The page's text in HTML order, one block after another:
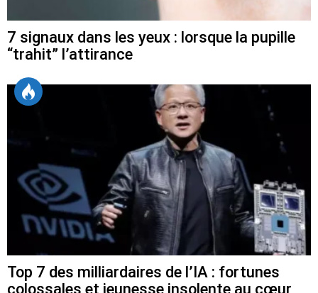
7 signaux dans les yeux : lorsque la pupille
“trahit” l’attirance
Top 7 des milliardaires de l’IA : fortunes
colossales et jeunesse insolente au cœur